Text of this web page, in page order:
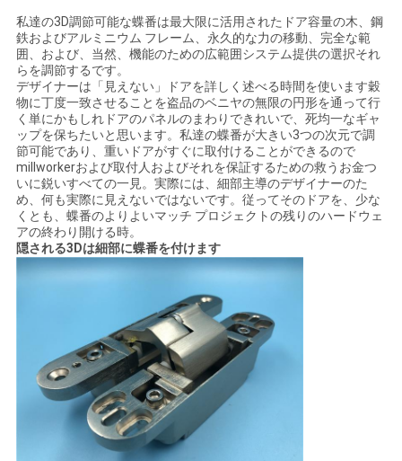
私達の3D調節可能な蝶番は最大限に活用されたドア容量の木、鋼
鉄およびアルミニウム フレーム、永久的な力の移動、完全な範
囲、および、当然、機能のための広範囲システム提供の選択それ
らを調節するです。
デザイナーは「見えない」ドアを詳しく述べる時間を使います穀
物に丁度一致させることを盗品のベニヤの無限の円形を通って行
く単にかもしれドアのパネルのまわりできれいで、死均一なギャ
ップを保ちたいと思います。私達の蝶番が大きい3つの次元で調
節可能であり、重いドアがすぐに取付けることができるので
millworkerおよび取付人およびそれを保証するための救うお金つ
いに鋭いすべての一見。実際には、細部主導のデザイナーのた
め、何も実際に見えないではないです。従ってそのドアを、少な
くとも、蝶番のよりよいマッチ プロジェクトの残りのハードウェ
アの終わり開ける時。
隠される3Dは細部に蝶番を付けます